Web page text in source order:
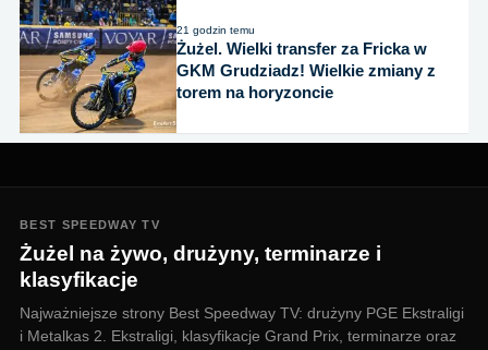
21 godzin temu
Żużel. Wielki transfer za Fricka w
GKM Grudziadz! Wielkie zmiany z
torem na horyzoncie
BEST SPEEDWAY TV
Żużel na żywo, drużyny, terminarze i
klasyfikacje
Najważniejsze strony Best Speedway TV: drużyny PGE Ekstraligi
i Metalkas 2. Ekstraligi, klasyfikacje Grand Prix, terminarze oraz